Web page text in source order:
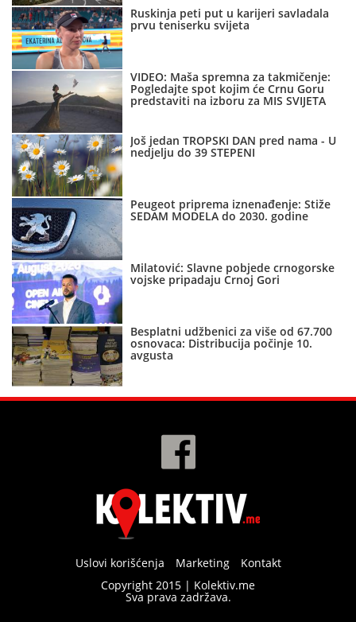
Ruskinja peti put u karijeri savladala
prvu teniserku svijeta
VIDEO: Maša spremna za takmičenje:
Pogledajte spot kojim će Crnu Goru
predstaviti na izboru za MIS SVIJETA
Još jedan TROPSKI DAN pred nama - U
nedjelju do 39 STEPENI
Peugeot priprema iznenađenje: Stiže
SEDAM MODELA do 2030. godine
Milatović: Slavne pobjede crnogorske
vojske pripadaju Crnoj Gori
Besplatni udžbenici za više od 67.700
osnovaca: Distribucija počinje 10.
avgusta
Uslovi korišćenja Marketing
Kontakt
Copyright 2015 | Kolektiv.me
Sva prava zadržava.